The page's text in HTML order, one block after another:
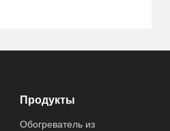
Продукты
Обогреватель из